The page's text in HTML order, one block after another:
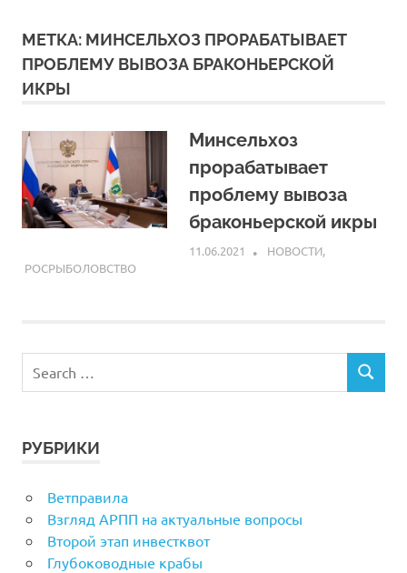
МЕТКА: МИНСЕЛЬХОЗ ПРОРАБАТЫВАЕТ
ПРОБЛЕМУ ВЫВОЗА БРАКОНЬЕРСКОЙ
ИКРЫ
Минсельхоз
прорабатывает
проблему вывоза
браконьерской икры
11.06.2021 ARPP
НОВОСТИ,
РОСРЫБОЛОВСТВО
РУБРИКИ
Ветправила
Взгляд АРПП на актуальные вопросы
Второй этап инвестквот
Глубоководные крабы